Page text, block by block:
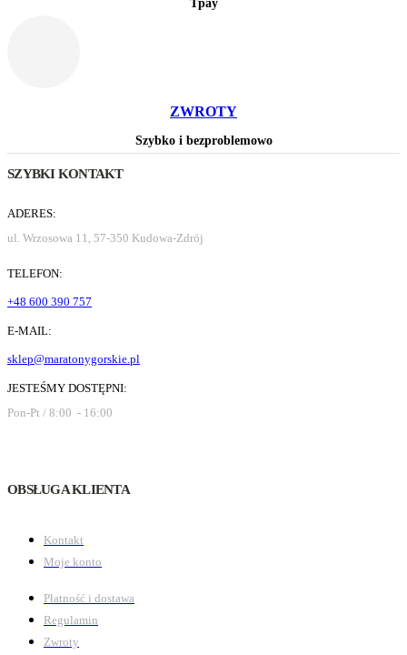
Tpay
ZWROTY
Szybko i bezproblemowo
SZYBKI KONTAKT
ADERES:
ul. Wrzosowa 11, 57-350 Kudowa-Zdrój
TELEFON:
+48 600 390 757
E-MAIL:
sklep@maratonygorskie.pl
JESTEŚMY DOSTĘPNI:
Pon-Pt / 8:00 - 16:00
OBSŁUGA KLIENTA
Kontakt
Moje konto
Płatność i dostawa
Regulamin
Zwroty